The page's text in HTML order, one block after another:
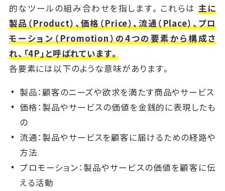
的なツールの組み合わせを指します。これらは 主に
製品（Product）、価格（Price）、流通（Place）、プロ
モーション（Promotion）の4つの要素から構成さ
れ、「4P」と呼ばれています。
各要素には以下のような意味があります。
製品：顧客のニーズや欲求を満たす商品やサービス
価格：製品やサービスの価値を金銭的に表現したも
の
流通：製品やサービスを顧客に届けるための経路や
方法
プロモーション：製品やサービスの価値を顧客に伝
える活動